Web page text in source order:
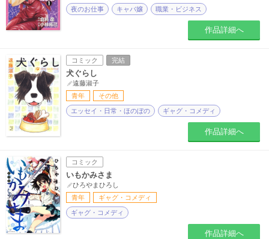
夜のお仕事 キャバ嬢 職業・ビジネス
作品詳細へ
コミック 完結
犬ぐらし
遠藤淑子
青年
その他
エッセイ・日常・ほのぼの ギャグ・コメディ
作品詳細へ
コミック
いもかみさま
ひろやまひろし
青年
ギャグ・コメディ
ギャグ・コメディ
作品詳細へ